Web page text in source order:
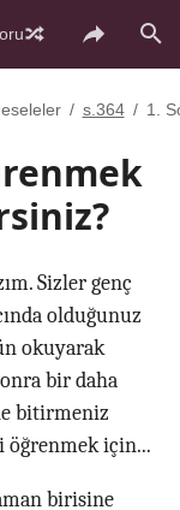
/ s.364 / 1.
Sizler genç
olduğunuz
okuyarak
bir daha
bitirmeniz
öğrenmek için...
birisine